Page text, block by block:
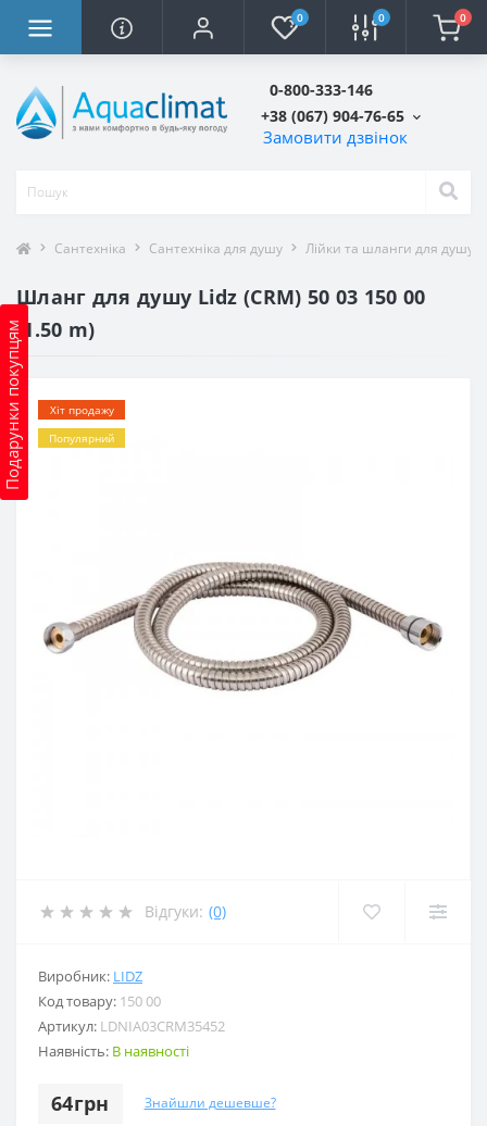
0 0 0
0-800-333-146
+38 (067) 904-76-65
Замовити дзвінок
Подарунки покупцям
Сантехніка Сантехніка для душу Лійки та шланги для душу
Шланг для душу Lidz (CRM) 50 03 150 00
(1.50 m)
Хіт продажу
Популярний
Відгуки: (0)
Виробник: LIDZ
Код товару: 150 00
Артикул: LDNIA03CRM35452
Наявність: В наявності
64грн Знайшли дешевше?